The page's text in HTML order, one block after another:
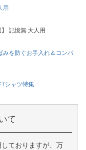
用
】 記憶無 大人用
みを防ぐお手入れ＆コンパ
シャツ特集
て
ておりますが、万